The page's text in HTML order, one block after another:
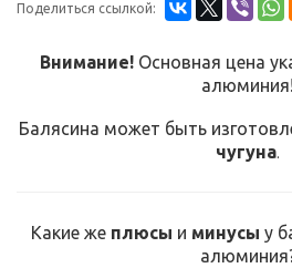
Поделиться ссылкой:
Внимание! Основная цена
алюминия!
Балясина может быть
чугуна.
Какие же плюсы и минусы у